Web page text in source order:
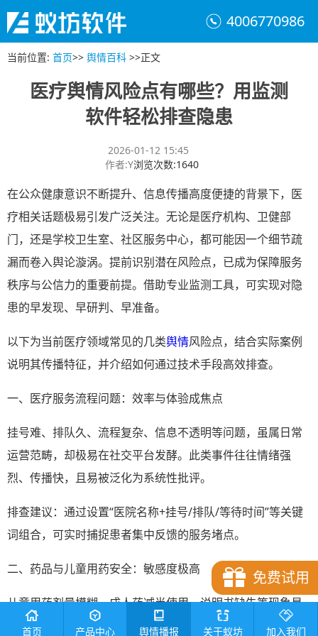
4006770986
当前位置: 首页>> 舆情百科 >>正文
医疗舆情风险点有哪些？用监测
软件轻松排查隐患
2026-01-12 15:45
作者:Y浏览次数:1640
在公众健康意识不断提升、信息传播高度便捷的背景下，医
疗相关话题极易引发广泛关注。无论是医疗机构、卫健部
门，还是学校卫生室、社区服务中心，都可能因一个细节疏
漏而卷入舆论漩涡。提前识别潜在风险点，已成为保障服务
秩序与公信力的重要前提。借助专业监测工具，可实现对隐
患的早发现、早研判、早准备。
以下为当前医疗领域常见的几类舆情风险点，结合实际案例
说明其传播特征，并介绍如何通过技术手段高效排查。
一、医疗服务流程问题：效率与体验成焦点
挂号难、排队久、流程复杂、信息不透明等问题，虽属日常
运营范畴，却极易在社交平台发酵。此类事件往往情绪强
烈、传播快，且易被泛化为系统性批评。
排查建议：通过设置“医院名称+挂号/排队/等待时间”等关键
词组合，可实时捕捉患者集中反馈的服务堵点。
二、药品与儿童用药安全：敏感度极高
儿童用药剂量模糊、成人药减半使用、说明书缺失等现象易
与医疗安全议题关联，引发家长群体广泛担忧。
免费试用
首页 产品中心 舆情播报 关于蚁坊 加入我们